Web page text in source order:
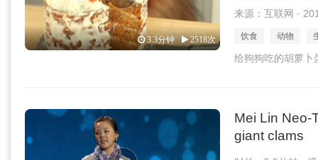
3.3分钟 2518次
来源：互联网 ·
饮食 动物
给狗狗吃的胡萝卜
Mei Lin Neo-
giant clams